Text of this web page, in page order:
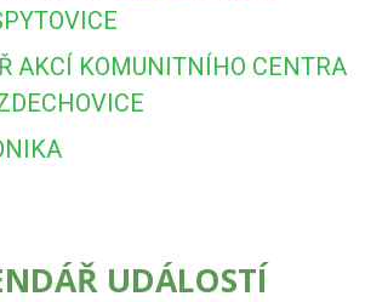
AKCÍ KOMUNITNÍHO CENTRA
UDÁLOSTÍ